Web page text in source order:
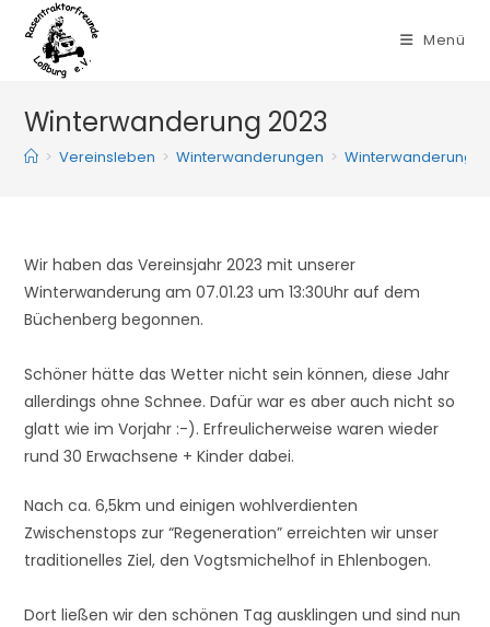
Inhalt
springen
Menü
Winterwanderung 2023
> Vereinsleben > Winterwanderungen > Winterwanderung
Wir haben das Vereinsjahr 2023 mit unserer
Winterwanderung am 07.01.23 um 13:30Uhr auf dem
Büchenberg begonnen.
Schöner hätte das Wetter nicht sein können, diese Jahr
allerdings ohne Schnee. Dafür war es aber auch nicht so
glatt wie im Vorjahr :-). Erfreulicherweise waren wieder
rund 30 Erwachsene + Kinder dabei.
Nach ca. 6,5km und einigen wohlverdienten
Zwischenstops zur “Regeneration” erreichten wir unser
traditionelles Ziel, den Vogtsmichelhof in Ehlenbogen.
Dort ließen wir den schönen Tag ausklingen und sind nun